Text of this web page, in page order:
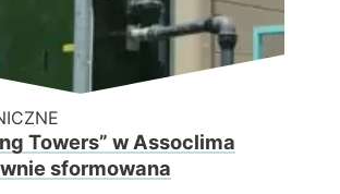
Towers” w Assoclima
sformowana